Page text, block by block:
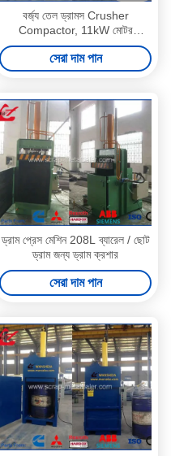
বর্জ্য তেল ড্রামস Crusher
Compactor, 11kW মোটর
হাইড্রোলিক প্রেস মেশিন ওয়াশহিড
সেরা দাম পান
ড্রাম প্রেস মেশিন 208L ব্যারেল / ছোট
ড্রাম জন্য ড্রাম ক্রশার
সেরা দাম পান